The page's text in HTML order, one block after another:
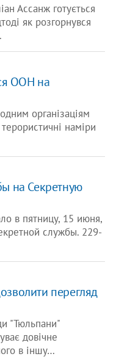
Ассанж готується
як розгорнувся
ООН на
організаціям
наміри
на Секретную
в пятницу, 15 июня,
службы. 229-
перегляд
"Тюльпани"
довічне
в іншу…